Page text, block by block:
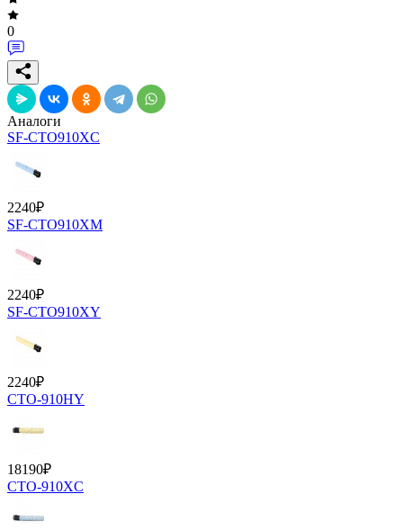
0
Аналоги
SF-CTO910XC
2240₽
SF-CTO910XM
2240₽
SF-CTO910XY
2240₽
CTO-910HY
18190₽
CTO-910XC